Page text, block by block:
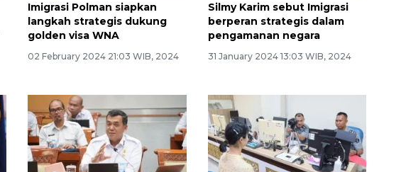
Imigrasi Polman siapkan
langkah strategis dukung
golden visa WNA
02 February 2024 21:03 WIB, 2024
Silmy Karim sebut Imigrasi
berperan strategis dalam
pengamanan negara
31 January 2024 13:03 WIB, 2024